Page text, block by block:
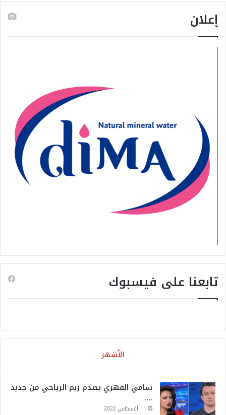
إعلان
تابعنا على فيسبوك
الأشهر
سامي الفهري يصدم ريم الرياحي من جديد
….
11 أغسطس 2022